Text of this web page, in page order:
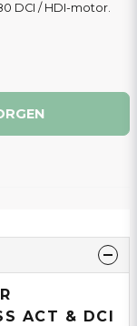
DCI / HDI-motor.
ACT & DCI